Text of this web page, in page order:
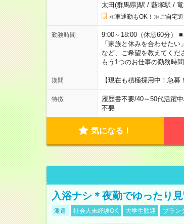
太田(群馬県)駅 / 藪塚駅 /
≪車通勤もOK！≫ご自宅近
勤務時間
9:00～18:00（休憩60分）
「家族と休みを合わせた
など、ご希望を教えてくだ
もう1つのお仕事の勤務時
期間 【現在も積極採用中！急
特徴 履歴書不要/40～50代活躍中
不要
気になる！
入浴ナシ＊夜勤でゆったり
派遣 社会人未経験OK 大学生歓迎 ブラン